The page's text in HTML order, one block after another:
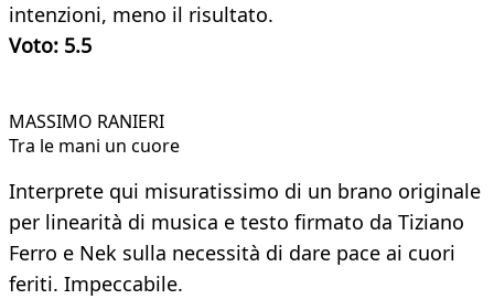
intenzioni, meno il risultato.
Voto: 5.5
MASSIMO RANIERI ​
Tra le mani un cuore
Interprete qui misuratissimo di un brano originale
per linearità di musica e testo firmato da Tiziano
Ferro e Nek sulla necessità di dare pace ai cuori
feriti. Impeccabile.